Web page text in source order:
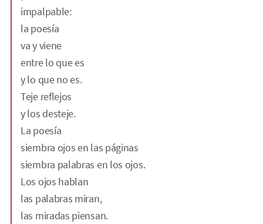
impalpable:
la poesía
va y viene
entre lo que es
y lo que no es.
Teje reflejos
y los desteje.
La poesía
siembra ojos en las páginas
siembra palabras en los ojos.
Los ojos hablan
las palabras miran,
las miradas piensan.